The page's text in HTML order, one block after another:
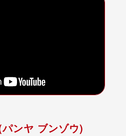
ンヤ ブンゾウ)